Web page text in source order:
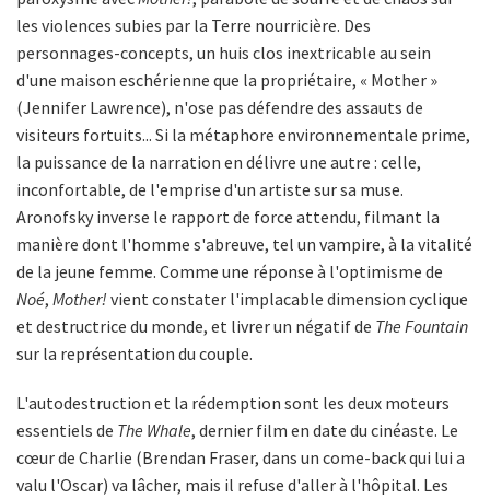
les violences subies par la Terre nourricière. Des
personnages-concepts, un huis clos inextricable au sein
d'une maison eschérienne que la propriétaire, « Mother »
(Jennifer Lawrence), n'ose pas défendre des assauts de
visiteurs fortuits... Si la métaphore environnementale prime,
la puissance de la narration en délivre une autre : celle,
inconfortable, de l'emprise d'un artiste sur sa muse.
Aronofsky inverse le rapport de force attendu, filmant la
manière dont l'homme s'abreuve, tel un vampire, à la vitalité
de la jeune femme. Comme une réponse à l'optimisme de
Noé, Mother! vient constater l'implacable dimension cyclique
et destructrice du monde, et livrer un négatif de The Fountain
sur la représentation du couple.
L'autodestruction et la rédemption sont les deux moteurs
essentiels de The Whale, dernier film en date du cinéaste. Le
cœur de Charlie (Brendan Fraser, dans un come-back qui lui a
valu l'Oscar) va lâcher, mais il refuse d'aller à l'hôpital. Les